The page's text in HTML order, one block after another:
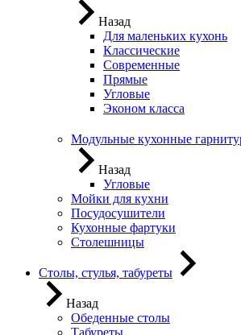
Назад
Для маленьких кухонь
Классические
Современные
Прямые
Угловые
Эконом класса
Модульные кухонные
Назад
Угловые
Мойки для кухни
Посудосушители
Кухонные фартуки
Столешницы
Столы, стулья, табуреты
Назад
Обеденные столы
Табуреты